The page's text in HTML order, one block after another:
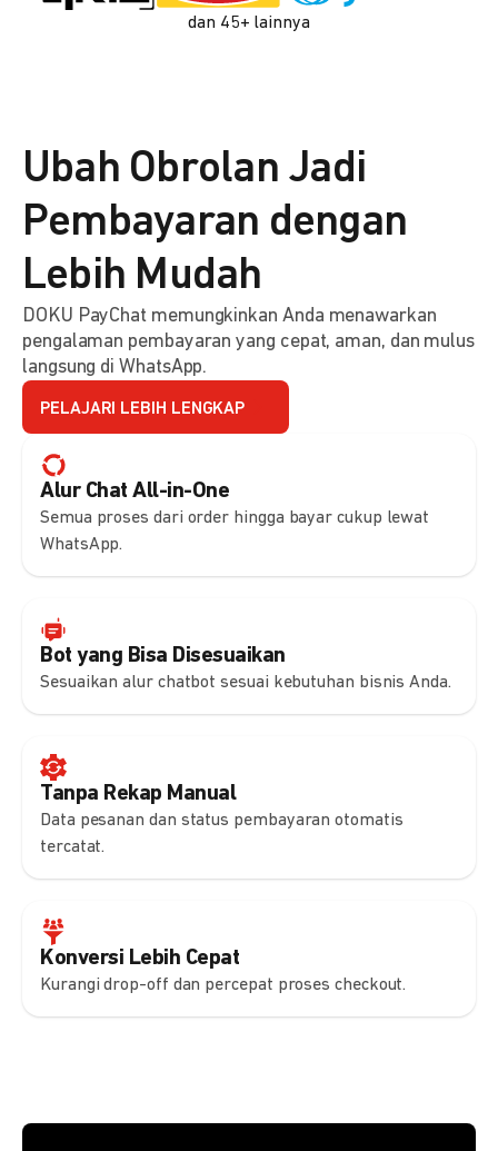
dan 45+ lainnya
Alur Chat All-in-One
Semua proses dari order hingga bayar cukup lewat
WhatsApp.
Bot yang Bisa Disesuaikan
Sesuaikan alur chatbot sesuai kebutuhan bisnis Anda.
Tanpa Rekap Manual
Data pesanan dan status pembayaran otomatis
tercatat.
Konversi Lebih Cepat
Kurangi drop-off dan percepat proses checkout.
Ubah Obrolan Jadi
Pembayaran dengan
Lebih Mudah
DOKU PayChat memungkinkan Anda menawarkan
pengalaman pembayaran yang cepat, aman, dan mulus
langsung di WhatsApp.
PELAJARI LEBIH LENGKAP